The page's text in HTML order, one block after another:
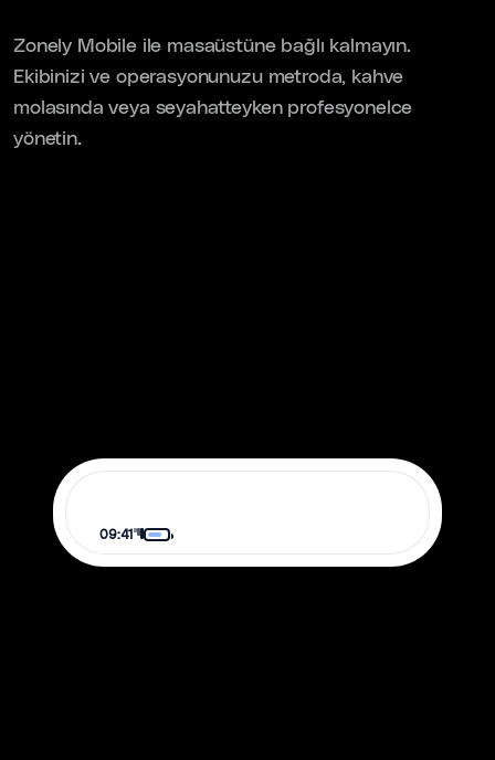
Zonely Mobile ile masaüstüne bağlı kalmayın.
Ekibinizi ve operasyonunuzu metroda, kahve
molasında veya seyahatteyken profesyonelce
yönetin.
09:41